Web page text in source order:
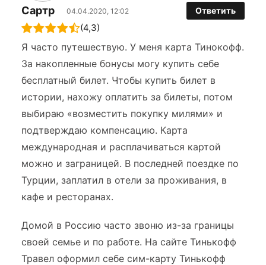
Сартр 04.04.2020, 12:02 Ответить
(4,3)
Я часто путешествую. У меня карта Тинокофф.
За накопленные бонусы могу купить себе
бесплатный билет. Чтобы купить билет в
истории, нахожу оплатить за билеты, потом
выбираю «возместить покупку милями» и
подтверждаю компенсацию. Карта
международная и расплачиваться картой
можно и заграницей. В последней поездке по
Турции, заплатил в отели за проживания, в
кафе и ресторанах.
Домой в Россию часто звоню из-за границы
своей семье и по работе. На сайте Тинькофф
Травел оформил себе сим-карту Тинькофф